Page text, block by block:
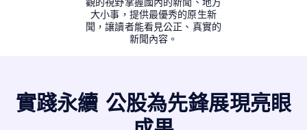
觀的視野掌握國內的新聞、地方
大小事，提供最優秀的原生新
聞，讓讀者能看見公正、真實的
新聞內容。
實踐永續 公股為先鋒展現亮眼